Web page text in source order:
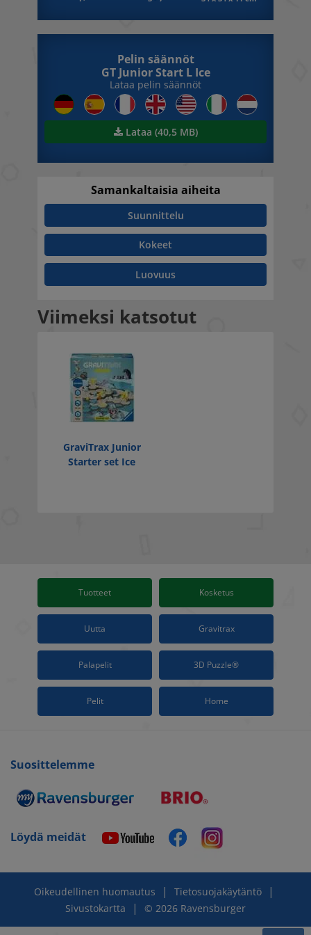
Pelin säännöt
GT Junior Start L Ice
Lataa pelin säännöt
Lataa (40,5 MB)
Samankaltaisia aiheita
Suunnittelu
Kokeet
Luovuus
Viimeksi katsotut
GraviTrax Junior
Starter set Ice
Tuotteet Kosketus
Uutta Gravitrax
Palapelit 3D Puzzle®
Pelit Home
Suosittelemme
Löydä meidät
Oikeudellinen huomautus | Tietosuojakäytäntö |
Sivustokartta | © 2026 Ravensburger